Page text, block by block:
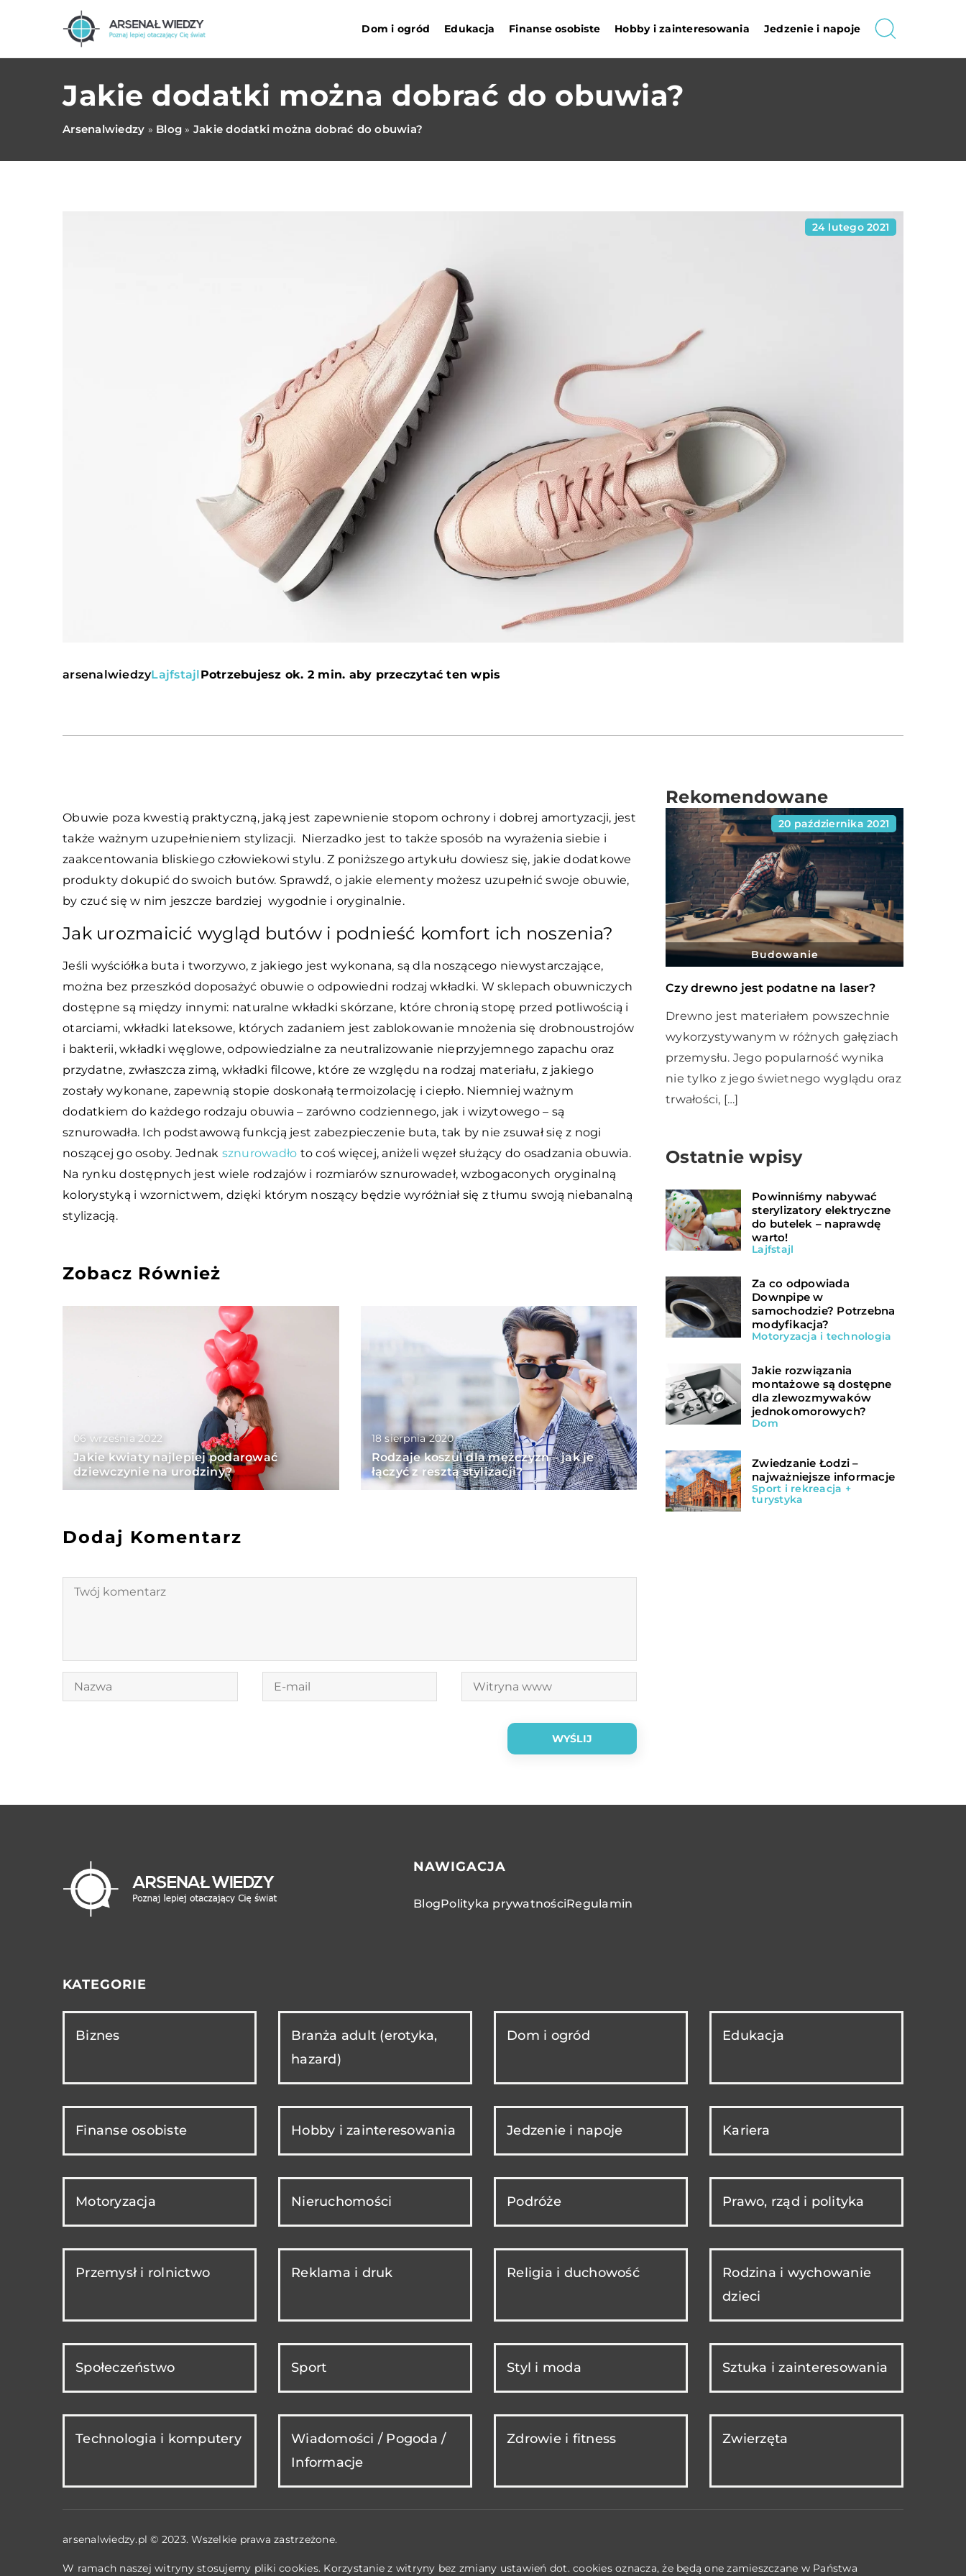
Dom i ogród Edukacja Finanse osobiste Hobby i zainteresowania Jedzenie i napoje
Jakie dodatki można dobrać do obuwia?
Arsenalwiedzy » Blog » Jakie dodatki można dobrać do obuwia?
24 lutego 2021
arsenalwiedzyLajfstajlPotrzebujesz ok. 2 min. aby przeczytać ten wpis
Obuwie poza kwestią praktyczną, jaką jest zapewnienie stopom ochrony i dobrej amortyzacji, jest
także ważnym uzupełnieniem stylizacji. Nierzadko jest to także sposób na wyrażenia siebie i
zaakcentowania bliskiego człowiekowi stylu. Z poniższego artykułu dowiesz się, jakie dodatkowe
produkty dokupić do swoich butów. Sprawdź, o jakie elementy możesz uzupełnić swoje obuwie,
by czuć się w nim jeszcze bardziej wygodnie i oryginalnie.
Jak urozmaicić wygląd butów i podnieść komfort ich noszenia?
Jeśli wyściółka buta i tworzywo, z jakiego jest wykonana, są dla noszącego niewystarczające,
można bez przeszkód doposażyć obuwie o odpowiedni rodzaj wkładki. W sklepach obuwniczych
dostępne są między innymi: naturalne wkładki skórzane, które chronią stopę przed potliwością i
otarciami, wkładki lateksowe, których zadaniem jest zablokowanie mnożenia się drobnoustrojów
i bakterii, wkładki węglowe, odpowiedzialne za neutralizowanie nieprzyjemnego zapachu oraz
przydatne, zwłaszcza zimą, wkładki filcowe, które ze względu na rodzaj materiału, z jakiego
zostały wykonane, zapewnią stopie doskonałą termoizolację i ciepło. Niemniej ważnym
dodatkiem do każdego rodzaju obuwia – zarówno codziennego, jak i wizytowego – są
sznurowadła. Ich podstawową funkcją jest zabezpieczenie buta, tak by nie zsuwał się z nogi
noszącej go osoby. Jednak sznurowadło to coś więcej, aniżeli węzeł służący do osadzania obuwia.
Na rynku dostępnych jest wiele rodzajów i rozmiarów sznurowadeł, wzbogaconych oryginalną
kolorystyką i wzornictwem, dzięki którym noszący będzie wyróżniał się z tłumu swoją niebanalną
stylizacją.
Zobacz Również
06 września 2022
Jakie kwiaty najlepiej podarować
dziewczynie na urodziny?
18 sierpnia 2020
Rodzaje koszul dla mężczyzn – jak je
łączyć z resztą stylizacji?
Dodaj Komentarz
Rekomendowane
20 października 2021
Budowanie
Czy drewno jest podatne na laser?
Drewno jest materiałem powszechnie
wykorzystywanym w różnych gałęziach
przemysłu. Jego popularność wynika
nie tylko z jego świetnego wyglądu oraz
trwałości, […]
Ostatnie wpisy
Powinniśmy nabywać
sterylizatory elektryczne
do butelek – naprawdę
warto!
Lajfstajl
Za co odpowiada
Downpipe w
samochodzie? Potrzebna
modyfikacja?
Motoryzacja i technologia
Jakie rozwiązania
montażowe są dostępne
dla zlewozmywaków
jednokomorowych?
Dom
Zwiedzanie Łodzi –
najważniejsze informacje
Sport i rekreacja +
turystyka
NAWIGACJA
BlogPolityka prywatnościRegulamin
KATEGORIE
Biznes
Branża adult (erotyka,
hazard)
Dom i ogród Edukacja
Finanse osobiste Hobby i zainteresowania Jedzenie i napoje Kariera
Motoryzacja Nieruchomości Podróże Prawo, rząd i polityka
Przemysł i rolnictwo Reklama i druk Religia i duchowość
Rodzina i wychowanie
dzieci
Społeczeństwo Sport Styl i moda Sztuka i zainteresowania
Technologia i komputery
Wiadomości / Pogoda /
Informacje
Zdrowie i fitness Zwierzęta
arsenalwiedzy.pl © 2023. Wszelkie prawa zastrzeżone.
W ramach naszej witryny stosujemy pliki cookies. Korzystanie z witryny bez zmiany ustawień dot. cookies oznacza, że będą one zamieszczane w Państwa